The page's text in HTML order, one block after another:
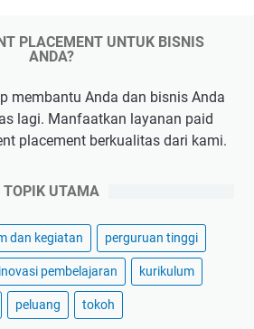
PLACEMENT UNTUK BISNIS
ANDA?
membantu Anda dan bisnis Anda
lagi. Manfaatkan layanan paid
placement berkualitas dari kami.
TOPIK UTAMA
dan kegiatan perguruan tinggi
inovasi pembelajaran kurikulum
peluang tokoh